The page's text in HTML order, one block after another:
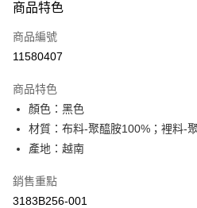
信用卡一次付款
超商取貨付款
Apple Pay
ATM付款
運送方式
全家取貨付款
商品特色
商品編號
11580407
商品特色
顏色：黑色
材質：布料-聚醯胺100%；裡料-
產地：越南
銷售重點
3183B256-001